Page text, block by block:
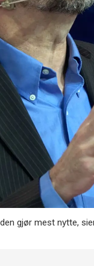
gjør mest nytte,